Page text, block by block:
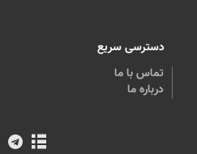
دسترسی سریع
تماس با ما
درباره ما